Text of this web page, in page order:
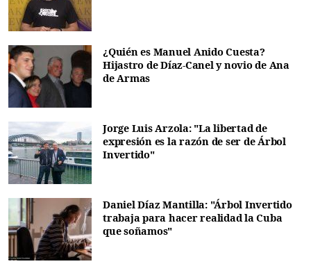
¿Quién es Manuel Anido Cuesta?
Hijastro de Díaz-Canel y novio de Ana
de Armas
Jorge Luis Arzola: "La libertad de
expresión es la razón de ser de Árbol
Invertido"
Daniel Díaz Mantilla: "Árbol Invertido
trabaja para hacer realidad la Cuba
que soñamos"